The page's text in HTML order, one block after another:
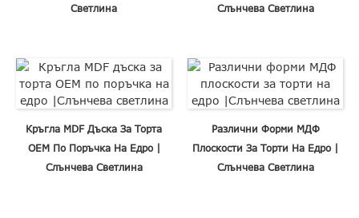
Светлина
Слънчева Светлина
Кръгла MDF Дъска За Торта
OEM По Поръчка На Едро |
Слънчева Светлина
Различни Форми МДФ
Плоскости За Торти На Едро |
Слънчева Светлина